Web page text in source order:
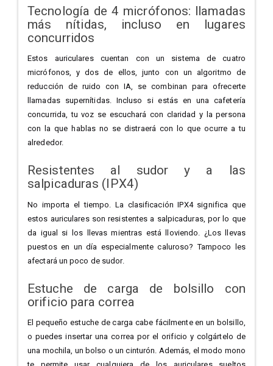
Tecnología de 4 micrófonos: llamadas
más nítidas, incluso en lugares
concurridos
Estos auriculares cuentan con un sistema de cuatro
micrófonos, y dos de ellos, junto con un algoritmo de
reducción de ruido con IA, se combinan para ofrecerte
llamadas supernítidas. Incluso si estás en una cafetería
concurrida, tu voz se escuchará con claridad y la persona
con la que hablas no se distraerá con lo que ocurre a tu
alrededor.
Resistentes al sudor y a las
salpicaduras (IPX4)
No importa el tiempo. La clasificación IPX4 significa que
estos auriculares son resistentes a salpicaduras, por lo que
da igual si los llevas mientras está lloviendo. ¿Los llevas
puestos en un día especialmente caluroso? Tampoco les
afectará un poco de sudor.
Estuche de carga de bolsillo con
orificio para correa
El pequeño estuche de carga cabe fácilmente en un bolsillo,
o puedes insertar una correa por el orificio y colgártelo de
una mochila, un bolso o un cinturón. Además, el modo mono